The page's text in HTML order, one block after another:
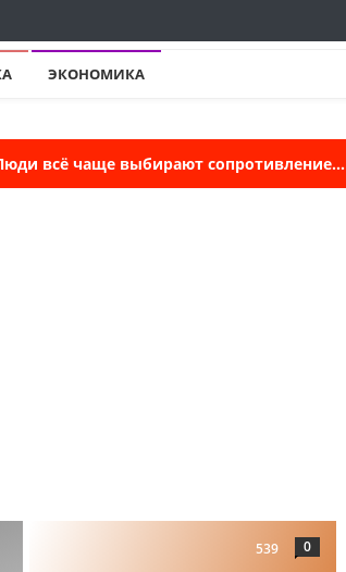
ЭКОНОМИКА
всё чаще выбирают сопротивление...
539 0